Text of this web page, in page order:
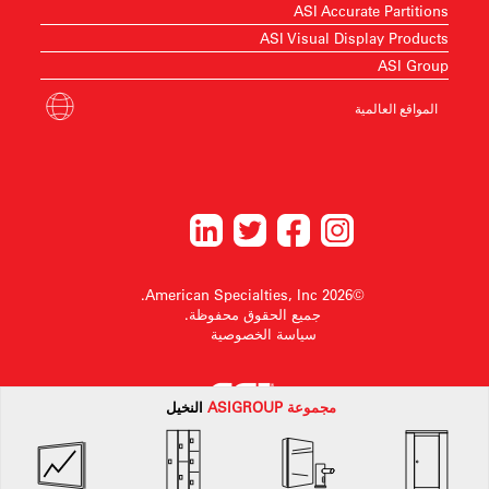
مجموعة GROUP النخيل
ASI Accurate Partitions
ASI Visual Display Products
ASI Group
المواقع العالمية
©2026 American Specialties, Inc.
جميع الحقوق محفوظة.
سياسة الخصوصية
American Specialtiesتحتفظ الشركة بالحق في إجراء تغييرات في التصميم أو سحب أي